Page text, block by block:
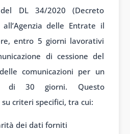
del DL 34/2020 (Decreto
all’Agenzia delle Entrate il
entro 5 giorni lavorativi
di cessione del
comunicazioni per un
di 30 giorni. Questo
criteri specifici, tra cui:
dei dati forniti